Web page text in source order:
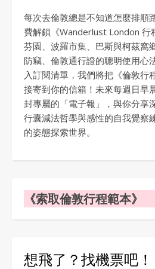
每次去倫敦總是不知道怎麼排順
費解鎖《Wanderlust London 行
芬園、波羅市集、巴斯與柯茲窩
防竊、倫敦通行證的聰明使用心
入訂閱清單，我們將把《倫敦行
接寄到你的信箱！未來每週日早
封專屬的「電子報」，與你分享
行囊減法哲學與感性的自我覺察
的姿態探索世界。
《索取倫敦行程範本》
想飛了？找機票吧！